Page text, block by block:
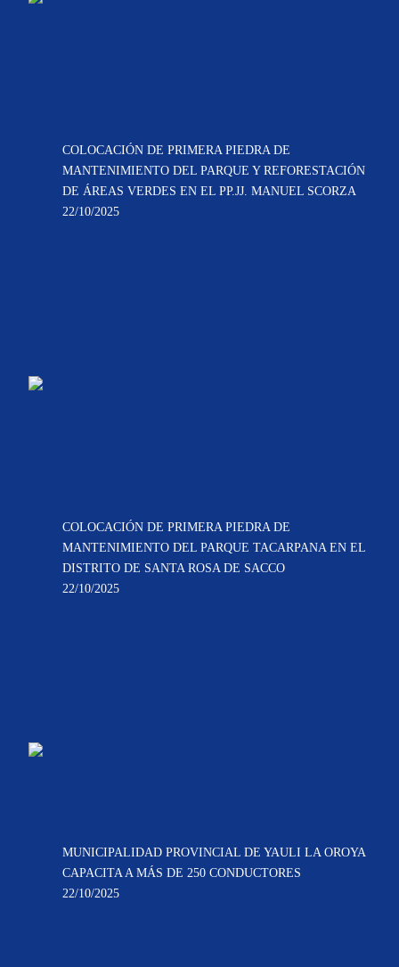
COLOCACIÓN DE PRIMERA PIEDRA DE
MANTENIMIENTO DEL PARQUE Y REFORESTACIÓN
DE ÁREAS VERDES EN EL PP.JJ. MANUEL SCORZA
22/10/2025
COLOCACIÓN DE PRIMERA PIEDRA DE
MANTENIMIENTO DEL PARQUE TACARPANA EN EL
DISTRITO DE SANTA ROSA DE SACCO
22/10/2025
MUNICIPALIDAD PROVINCIAL DE YAULI LA OROYA
CAPACITA A MÁS DE 250 CONDUCTORES
22/10/2025